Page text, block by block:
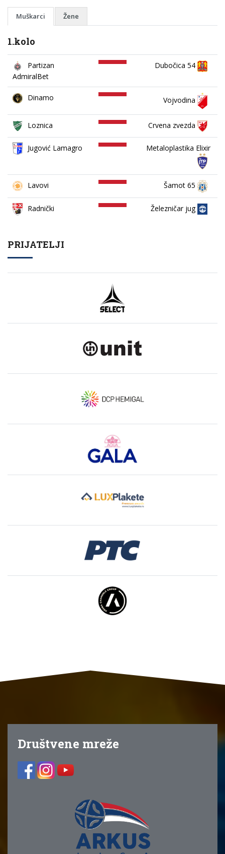
Muškarci Žene
1.kolo
Partizan
AdmiralBet
Dubočica 54
Dinamo Vojvodina
Loznica Crvena zvezda
Jugović Lamagro Metaloplastika Elixir
Lavovi Šamot 65
Radnički Železničar jug
PRIJATELJI
Društvene mreže